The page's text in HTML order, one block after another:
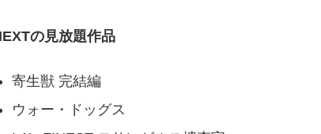
の見放題作品
寄生獣 完結編
ウォー・ドッグス